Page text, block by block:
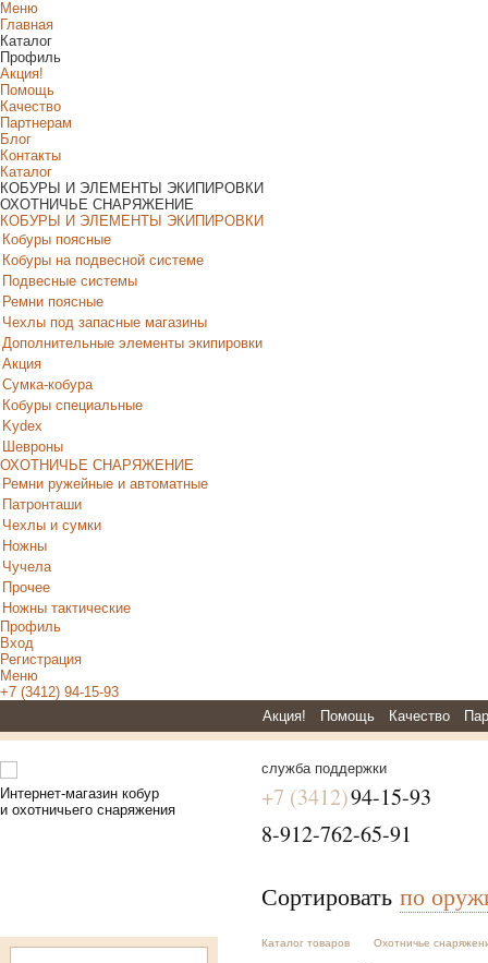
Меню
Главная
Каталог
Профиль
Акция!
Помощь
Качество
Партнерам
Блог
Контакты
Каталог
КОБУРЫ И ЭЛЕМЕНТЫ ЭКИПИРОВКИ
ОХОТНИЧЬЕ СНАРЯЖЕНИЕ
КОБУРЫ И ЭЛЕМЕНТЫ ЭКИПИРОВКИ
Кобуры поясные
Кобуры на подвесной системе
Подвесные системы
Ремни поясные
Чехлы под запасные магазины
Дополнительные элементы экипировки
Акция
Сумка-кобура
Кобуры специальные
Kydex
Шевроны
ОХОТНИЧЬЕ СНАРЯЖЕНИЕ
Ремни ружейные и автоматные
Патронташи
Чехлы и сумки
Ножны
Чучела
Прочее
Ножны тактические
Профиль
Вход
Регистрация
Меню
+7 (3412) 94-15-93
Акция!
Помощь Качество
Интернет-магазин кобур
и охотничьего снаряжения
служба поддержки
+7 (3412)94-15-93
8-912-762-65-91
Сортировать по
Каталог товаров Охотничье